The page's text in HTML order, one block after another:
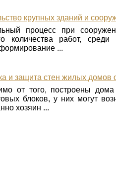
крупных зданий и
процесс при
количества работ, среди
...
и защита стен жилых домов
от того, построены
блоков, у них могут
хозяин ...